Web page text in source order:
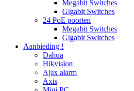
Megabit Switches
Gigabit Switches
24 PoE poorten
Megabit Switches
Gigabit Switches
Aanbieding !
Dahua
Hikvision
Ajax alarm
Axis